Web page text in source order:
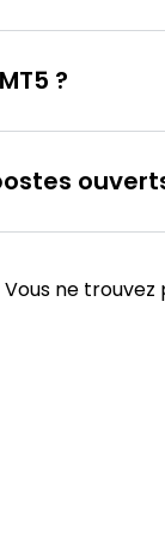
?
Vous ne trouvez